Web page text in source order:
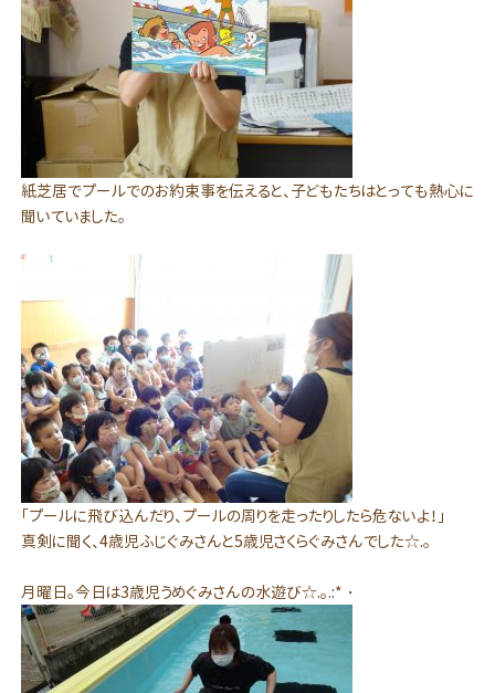
紙芝居でプールでのお約束事を伝えると、子どもたちはとっても熱心に
聞いていました。
「プールに飛び込んだり、プールの周りを走ったりしたら危ないよ！」
真剣に聞く、4歳児ふじぐみさんと5歳児さくらぐみさんでした☆.。
月曜日。今日は3歳児うめぐみさんの水遊び☆.。.:*・